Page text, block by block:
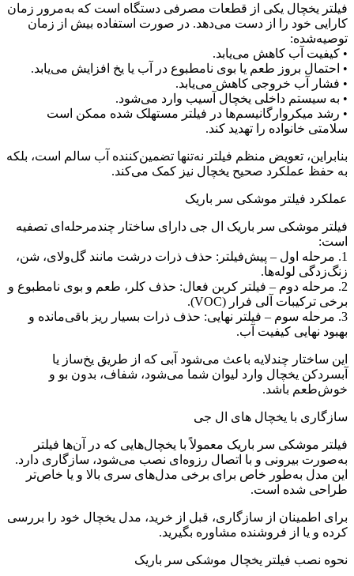
فیلتر یخچال یکی از قطعات مصرفی دستگاه است که به‌مرور زمان
کارایی خود را از دست می‌دهد. در صورت استفاده بیش از زمان
توصیه‌شده:
• کیفیت آب کاهش می‌یابد.
• احتمال بروز طعم یا بوی نامطبوع در آب یا یخ افزایش می‌یابد.
• فشار آب خروجی کاهش می‌یابد.
• به سیستم داخلی یخچال آسیب وارد می‌شود.
• رشد میکروارگانیسم‌ها در فیلتر مستهلک شده ممکن است
سلامتی خانواده را تهدید کند.
بنابراین، تعویض منظم فیلتر نه‌تنها تضمین‌کننده آب سالم است، بلکه
به حفظ عملکرد صحیح یخچال نیز کمک می‌کند.
عملکرد فیلتر موشکی سر باریک
فیلتر موشکی سر باریک ال جی دارای ساختار چندمرحله‌ای تصفیه
است:
1. مرحله اول – پیش‌فیلتر: حذف ذرات درشت مانند گل‌ولای، شن،
زنگ‌زدگی لوله‌ها.
2. مرحله دوم – فیلتر کربن فعال: حذف کلر، طعم و بوی نامطبوع و
برخی ترکیبات آلی فرار (VOC).
3. مرحله سوم – فیلتر نهایی: حذف ذرات بسیار ریز باقی‌مانده و
بهبود نهایی کیفیت آب.
این ساختار چندلایه باعث می‌شود آبی که از طریق یخ‌ساز یا
آبسردکن یخچال وارد لیوان شما می‌شود، شفاف، بدون بو و
خوش‌طعم باشد.
سازگاری با یخچال‌ های ال‌ جی
فیلتر موشکی سر باریک معمولاً با یخچال‌هایی که در آن‌ها فیلتر
به‌صورت بیرونی و با اتصال رزوه‌ای نصب می‌شود، سازگاری دارد.
این مدل به‌طور خاص برای برخی مدل‌های سری بالا و یا خاص‌تر
طراحی شده است.
برای اطمینان از سازگاری، قبل از خرید، مدل یخچال خود را بررسی
کرده و یا از فروشنده مشاوره بگیرید.
نحوه نصب فیلتر یخچال موشکی سر باریک